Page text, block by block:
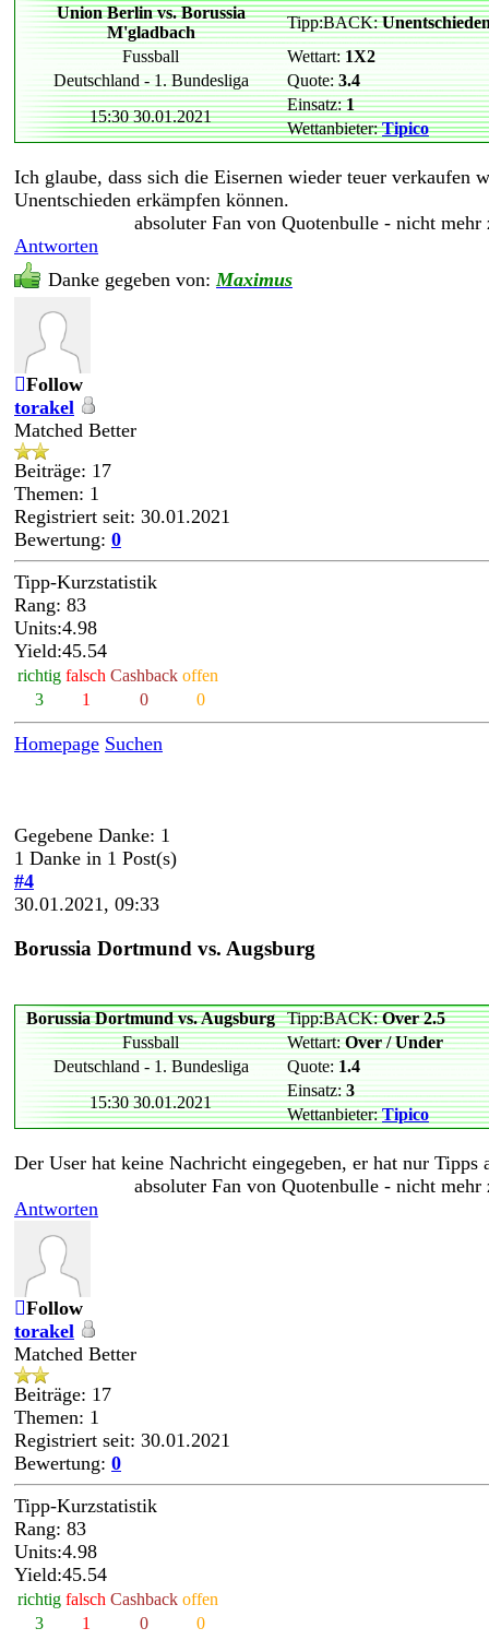
Union Berlin vs. Borussia
M'gladbach
Tipp:BACK:
Fussball
Wettart: 1X2
Deutschland - 1. Bundesliga
Quote:3.4
15:30 30.01.2021
Einsatz:1
Wettanbieter:Tipico
Ich glaube, dass sich die Eisernen wieder teuer verkaufen
Unentschieden erkämpfen können.
absoluter Fan von Quotenbulle - nicht
Antworten
Danke gegeben von: Maximus
Follow
torakel
Matched Better
Beiträge: 17
Themen: 1
Registriert seit: 30.01.2021
Bewertung: 0
Tipp-Kurzstatistik
Rang: 83
Units:4.98
Yield:45.54
richtig falsch Cashback offen
3
1 0 0
Homepage Suchen
Gegebene Danke: 1
1 Danke in 1 Post(s)
#4
30.01.2021, 09:33
Borussia Dortmund vs. Augsburg
Borussia Dortmund vs. Augsburg Tipp:BACK:Over 2.5
Fussball
Wettart:Over / Under
Deutschland - 1. Bundesliga
Quote: 1.4
15:30 30.01.2021
Einsatz:3
Wettanbieter:Tipico
Der User hat keine Nachricht eingegeben, er hat nur Tipps
absoluter Fan von Quotenbulle - nicht
Antworten
Follow
torakel
Matched Better
Beiträge: 17
Themen: 1
Registriert seit: 30.01.2021
Bewertung: 0
Tipp-Kurzstatistik
Rang: 83
Units:4.98
Yield:45.54
richtig falsch Cashback offen
3
1 0 0